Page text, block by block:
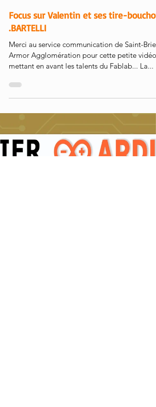
23 nov. 2021
Focus sur Valentin et ses tire-
.BARTELLI
Armor Agglomération pour cette petite vidéo
mettant en avant les talents du Fablab... La...